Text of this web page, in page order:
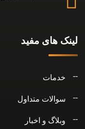
لینک های مفید
خدمات
سوالات متداول
وبلاگ و اخبار